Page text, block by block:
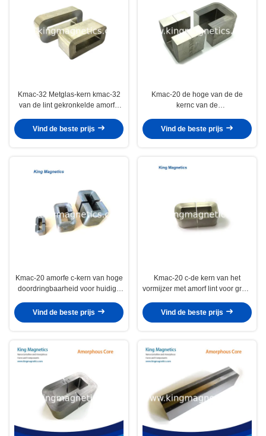
Kmac-32 Metglas-kern kmac-32
van de lint gekronkelde amorfe
Vind de beste prijs
Kmac-20 de hoge van de de
kernc van de
kern finemet
Vind de beste prijs
Kmac-20 amorfe c-kern van hoge
doordringbaarheid voor huidige
Vind de beste prijs
Kmac-20 c-de kern van het
vormijzer met amorf lint voor grote
Vind de beste prijs